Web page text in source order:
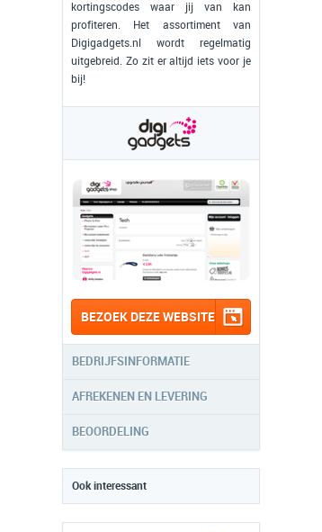
kortingscodes waar jij van kan
profiteren. Het assortiment van
Digigadgets.nl wordt regelmatig
uitgebreid. Zo zit er altijd iets voor je
bij!
BEZOEK DEZE WEBSITE
BEDRIJFSINFORMATIE
AFREKENEN EN LEVERING
BEOORDELING
Ook interessant